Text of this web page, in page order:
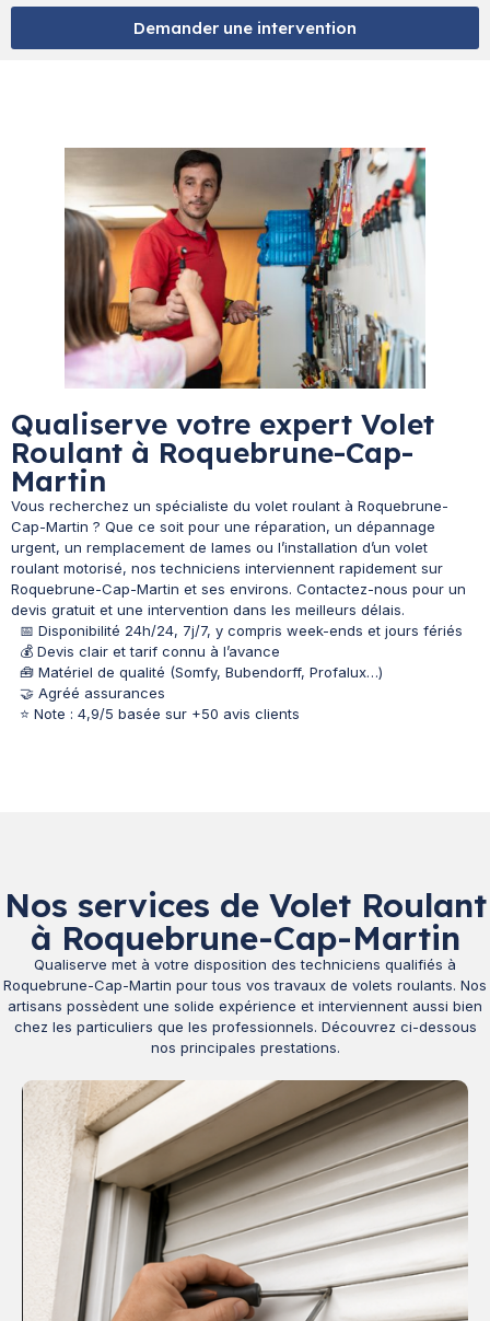
Demander une intervention
Qualiserve votre expert Volet
Roulant à Roquebrune-Cap-
Martin
Vous recherchez un spécialiste du volet roulant à Roquebrune-
Cap-Martin ? Que ce soit pour une réparation, un dépannage
urgent, un remplacement de lames ou l’installation d’un volet
roulant motorisé, nos techniciens interviennent rapidement sur
Roquebrune-Cap-Martin et ses environs. Contactez-nous pour un
devis gratuit et une intervention dans les meilleurs délais.
📅 Disponibilité 24h/24, 7j/7, y compris week-ends et jours fériés
💰 Devis clair et tarif connu à l’avance
🧰 Matériel de qualité (Somfy, Bubendorff, Profalux…)
🤝 Agréé assurances
⭐ Note : 4,9/5 basée sur +50 avis clients
Nos services de Volet Roulant
à Roquebrune-Cap-Martin
Qualiserve met à votre disposition des techniciens qualifiés à
Roquebrune-Cap-Martin pour tous vos travaux de volets roulants. Nos
artisans possèdent une solide expérience et interviennent aussi bien
chez les particuliers que les professionnels. Découvrez ci-dessous
nos principales prestations.